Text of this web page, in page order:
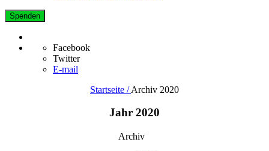
Spenden
Facebook
Twitter
E-mail
Startseite / Archiv 2020
Jahr 2020
Archiv